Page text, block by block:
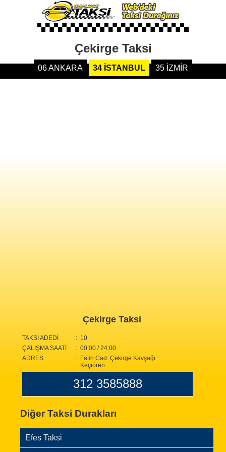
Çekirge Taksi
06 ANKARA 34 İSTANBUL 35 İZMİR
Çekirge Taksi
TAKSİ ADEDİ
: 10
ÇALIŞMA SAATİ
: 00:00 / 24:00
ADRES
: Fatih Cad. Çekirge Kavşağı
Keçiören
312 3585888
Diğer Taksi Durakları
Efes Taksi